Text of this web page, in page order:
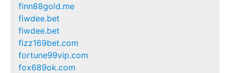
finn88gold.me
fiwdee.bet
fiwdee.bet
fizz169bet.com
fortune99vip.com
fox689ok.com